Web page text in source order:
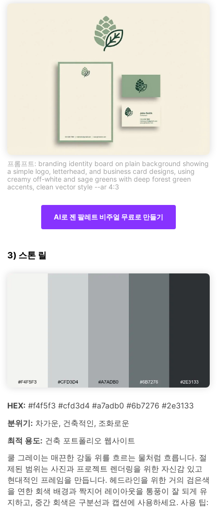
프롬프트: branding identity board on plain background showing
a simple logo, letterhead, and business card designs, using
creamy off-white and sage greens with deep forest green
accents, clean vector style --ar 4:3
AI로 젠 팔레트 비주얼 무료로 만들기
3) 스톤 릴
HEX: #f4f5f3 #cfd3d4 #a7adb0 #6b7276 #2e3133
분위기: 차가운, 건축적인, 조화로운
최적 용도: 건축 포트폴리오 웹사이트
쿨 그레이는 매끈한 강돌 위를 흐르는 물처럼 흐릅니다. 절
제된 범위는 사진과 프로젝트 렌더링을 위한 자신감 있고
현대적인 프레임을 만듭니다. 헤드라인을 위한 거의 검은색
을 연한 회색 배경과 짝지어 레이아웃을 통풍이 잘 되게 유
지하고, 중간 회색은 구분선과 캡션에 사용하세요. 사용 팁: